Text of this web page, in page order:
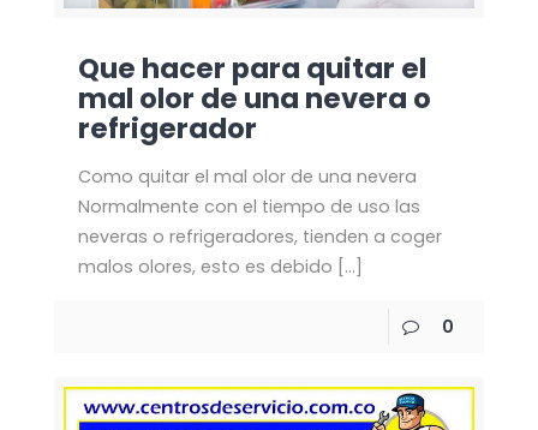
Que hacer para quitar el
mal olor de una nevera o
refrigerador
Como quitar el mal olor de una nevera
Normalmente con el tiempo de uso las
neveras o refrigeradores, tienden a coger
malos olores, esto es debido […]
0